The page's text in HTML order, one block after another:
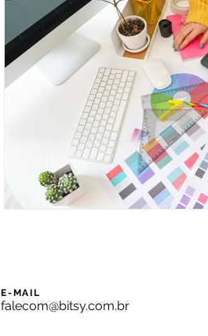
E-MAIL
falecom@bitsy.com.br